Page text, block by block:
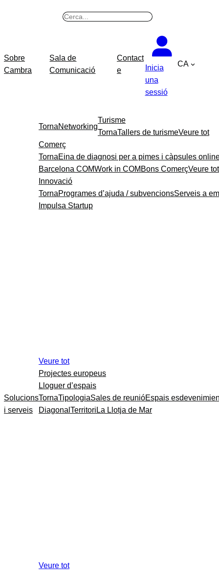
B
Sobre
Cambra
Sala de
Comunicació
Contact
e
Inicia
una
sessió
CA
Solucions
i serveis
TornaNetworking
Turisme
TornaTallers de turismeVeure tot
Comerç
TornaEina de diagnosi per a pimes i càpsules
Barcelona COMWork in COM Bons ComerçVeure tot
Innovació
TornaProgrames d’ajuda / subvencionsServeis a
Impulsa Startup
Veure tot
Projectes europeus
Lloguer d’espais
TornaTipologiaSales de reunióEspais
Diagonal Territori La Llotja de Mar
Veure tot